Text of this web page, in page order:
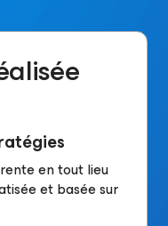
en tout lieu
et basée sur